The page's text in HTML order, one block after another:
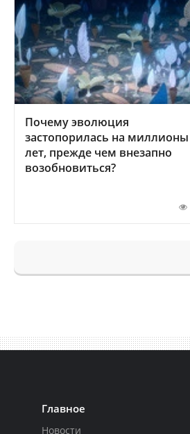
Почему эволюция
застопорилась на миллионы
лет, прежде чем внезапно
возобновиться?
Главное
Новости